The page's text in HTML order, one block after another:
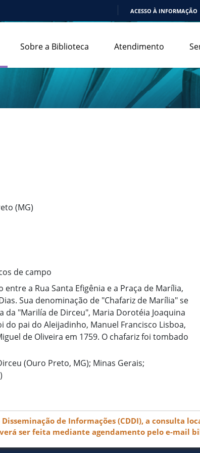
ACESSO À INFORMAÇÃO
Sobre a Biblioteca Atendimento
(MG)
de campo
entre a Rua Santa Efigênia e a Praça de Marília,
Sua denominação de "Chafariz de Marília" se
da "Marilía de Dirceu", Maria Dorotéia Joaquina
do pai do Aleijadinho, Manuel Francisco Lisboa,
de Oliveira em 1759. O chafariz foi tombado
(Ouro Preto, MG); Minas Gerais;
de Informações (CDDI), a consulta
ser feita mediante agendamento pelo e-mail